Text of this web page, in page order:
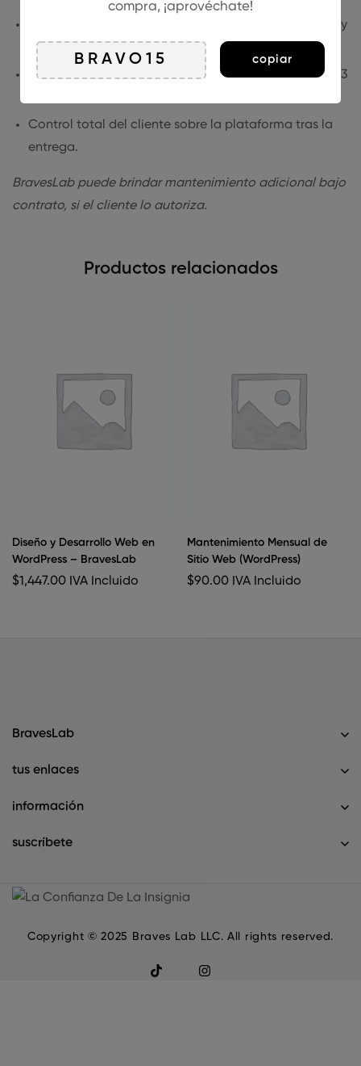
Panel de administración para docentes, estudiantes y
admins con informes y seguimiento.
Revisiones ilimitadas + 1 mes de acompañamiento y 3
Control total del cliente sobre la plataforma tras la
entrega.
BravesLab puede brindar mantenimiento adicional bajo
contrato, si el cliente lo autoriza.
Productos relacionados
Diseño y Desarrollo Web en
WordPress – BravesLab
$1,447.00 IVA Incluido
Mantenimiento Mensual de
Sitio Web (WordPress)
$90.00 IVA Incluido
BravesLab
tus enlaces
información
suscríbete
Copyright © 2025 Braves Lab LLC. All rights reserved.
compra, ¡aprovéchate!
copiar